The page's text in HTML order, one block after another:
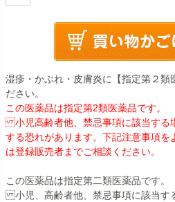
湿疹・かぶれ・皮膚炎に【指定第２類
ださい。
この医薬品は指定第2類医薬品です。
小児高齢者他、禁忌事項に該当する
する恐れがあります。下記注意事項を
は登録販売者までご相談ください。
この医薬品は指定第二類医薬品です。
小児、高齢者他、禁忌事項に該当す